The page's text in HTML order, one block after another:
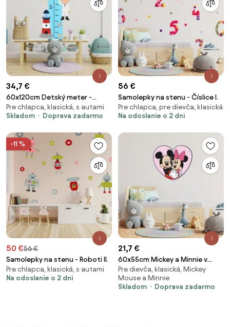
34,7 €
60x120cm Detský meter -
Námorník - textilná nálepka na
stenu
Pre chlapca, klasická, s autami
Skladom
Doprava zadarmo
56 €
Samolepky na stenu - Číslice I.
Pre chlapca, pre dievča, klasická
Na odoslanie o 2 dni
-11 %
50 €56 €
Samolepky na stenu - Roboti II.
Pre chlapca, klasická, s autami
Na odoslanie o 2 dni
21,7 €
60x55cm Mickey a Minnie v
srdiečku - textilná nálepka na
stenu
Pre dievča, klasická, Mickey
Mouse a Minnie
Skladom
Doprava zadarmo